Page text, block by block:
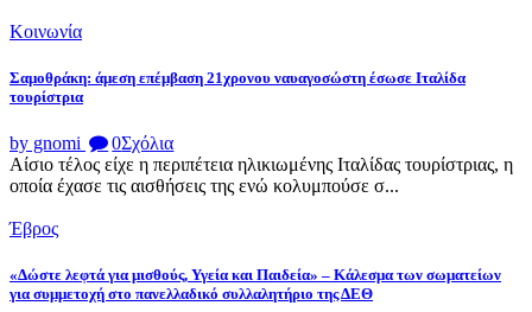
Κοινωνία
Σαμοθράκη: άμεση επέμβαση 21χρονου ναυαγοσώστη έσωσε Ιταλίδα
τουρίστρια
by gnomi 0Σχόλια
Αίσιο τέλος είχε η περιπέτεια ηλικιωμένης Ιταλίδας τουρίστριας, η
οποία έχασε τις αισθήσεις της ενώ κολυμπούσε σ...
Έβρος
«Δώστε λεφτά για μισθούς, Υγεία και Παιδεία» – Κάλεσμα των σωματείων
για συμμετοχή στο πανελλαδικό συλλαλητήριο της ΔΕΘ